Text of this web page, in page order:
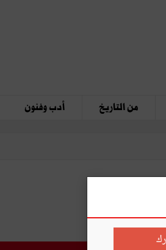
من التاريخ أدب وفنون